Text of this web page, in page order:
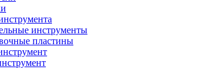
инструменты
пластины